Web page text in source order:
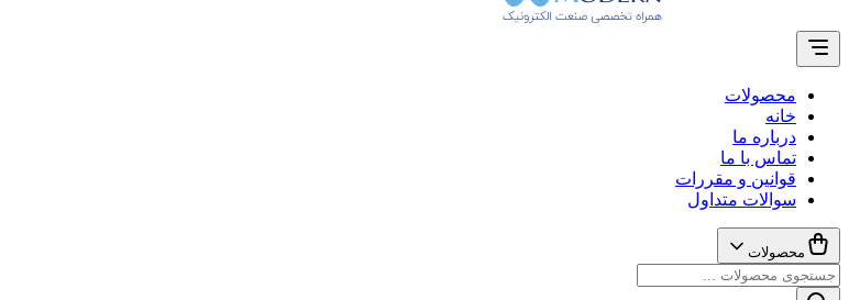
محصولات
خانه
درباره ما
تماس با ما
قوانین و مقررات
سوالات متداول
محصولات